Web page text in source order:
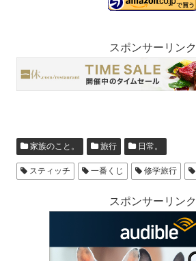
スポンサーリンク
家族のこと。 旅行 日常。
スティッチ 一番くじ 修学旅行
スポンサーリンク